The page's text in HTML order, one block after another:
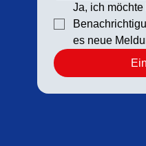
Ja, ich möchte
es neue